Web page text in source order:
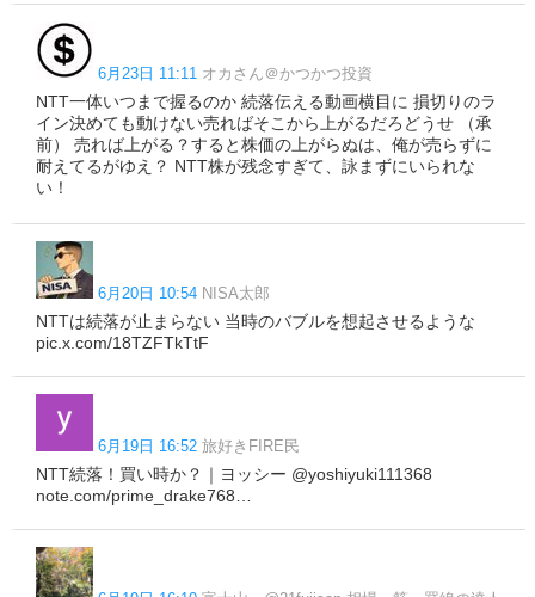
6月23日 11:11 オカさん＠かつかつ投資
NTT一体いつまで握るのか 続落伝える動画横目に 損切りのラ
イン決めても動けない売ればそこから上がるだろどうせ （承
前） 売れば上がる？すると株価の上がらぬは、俺が売らずに
耐えてるがゆえ？ NTT株が残念すぎて、詠まずにいられな
い！
6月20日 10:54 NISA太郎
NTTは続落が止まらない 当時のバブルを想起させるような
pic.x.com/18TZFTkTtF
6月19日 16:52 旅好きFIRE民
NTT続落！買い時か？｜ヨッシー @yoshiyuki111368
note.com/prime_drake768…